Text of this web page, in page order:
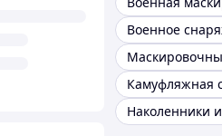
Военное
Камуфляжная